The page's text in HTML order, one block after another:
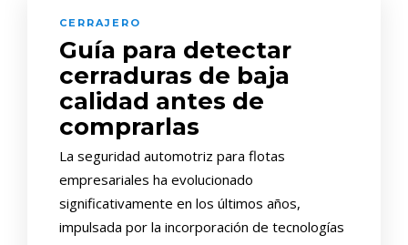
CERRAJERO
Guía para detectar
cerraduras de baja
calidad antes de
comprarlas
La seguridad automotriz para flotas
empresariales ha evolucionado
significativamente en los últimos años,
impulsada por la incorporación de tecnologías